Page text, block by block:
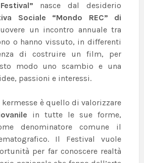
nasce dal desiderio
Sociale “Mondo REC”
di
un incontro annuale tra
o hanno vissuto, in differenti
di costruire un film, per
modo uno scambio e una
passioni e interessi.
kermesse è quello di valorizzare
in tutte le sue forme,
denominatore comune il
Il Festival vuole
per far conoscere realtà